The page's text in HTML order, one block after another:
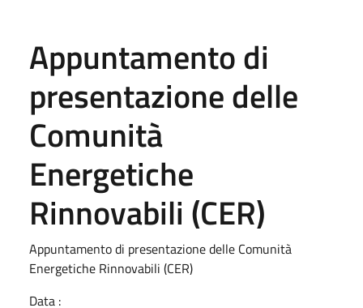
Appuntamento di
presentazione delle
Comunità
Energetiche
Rinnovabili (CER)
Appuntamento di presentazione delle Comunità
Energetiche Rinnovabili (CER)
Data :